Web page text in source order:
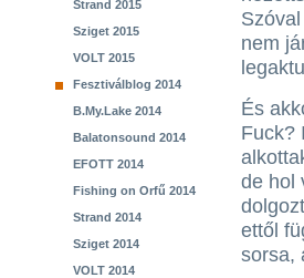
Strand 2015
Sziget 2015
VOLT 2015
Fesztiválblog 2014
B.My.Lake 2014
Balatonsound 2014
EFOTT 2014
Fishing on Orfű 2014
Strand 2014
Sziget 2014
VOLT 2014
nem
És
Fuck?
de hol
ettől
sorsa,